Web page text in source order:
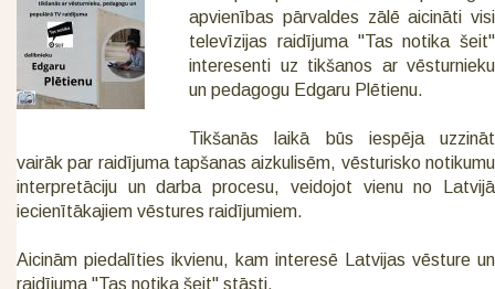
apvienības pārvaldes zālē aicināti visi
televīzijas raidījuma "Tas notika šeit"
interesenti uz tikšanos ar vēsturnieku
un pedagogu Edgaru Plētienu.
Tikšanās laikā būs iespēja uzzināt
vairāk par raidījuma tapšanas aizkulisēm, vēsturisko notikumu
interpretāciju un darba procesu, veidojot vienu no Latvijā
iecienītākajiem vēstures raidījumiem.
Aicinām piedalīties ikvienu, kam interesē Latvijas vēsture un
raidījuma "Tas notika šeit" stāsti.